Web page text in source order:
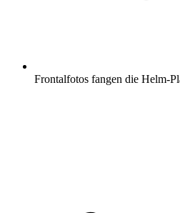
Frontalfotos fangen die Helm-